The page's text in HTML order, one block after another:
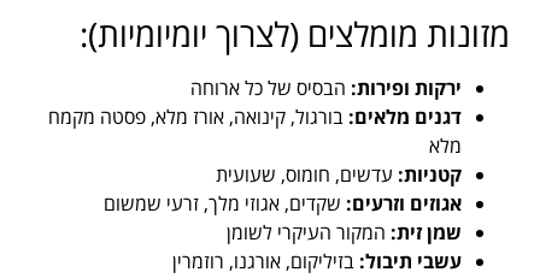
מזונות מומלצים (לצרוך יומיומיות):
ירקות ופירות: הבסיס של כל ארוחה
דגנים מלאים: בורגול, קינואה, אורז מלא, פסטה מקמח
מלא
קטניות: עדשים, חומוס, שעועית
אגוזים וזרעים: שקדים, אגוזי מלך, זרעי שמשום
שמן זית: המקור העיקרי לשומן
עשבי תיבול: בזיליקום, אורגנו, רוזמרין